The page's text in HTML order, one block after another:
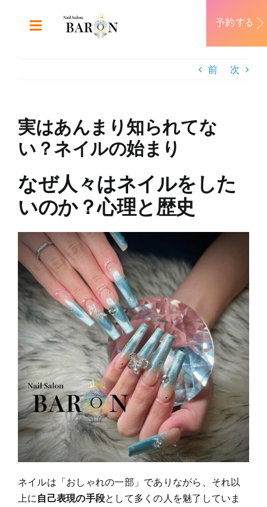
Toggle
MENU
CONTACT
前 次
実はあんまり知られてな
い？ネイルの始まり
なぜ人々はネイルをした
いのか？心理と歴史
ネイルは「おしゃれの一部」でありながら、それ以
上に 自己表現の手段として多くの人を魅了していま